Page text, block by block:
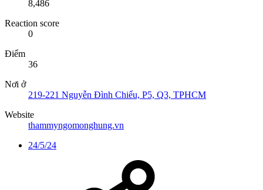
8,486
Reaction score
0
Điểm
36
Nơi ở
219-221 Nguyễn Đình Chiểu, P5, Q3, TPHCM
Website
thammyngomonghung.vn
24/5/24